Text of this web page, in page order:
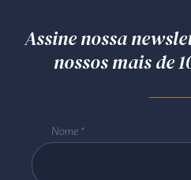
Assine nossa
nossos mais de
Nome